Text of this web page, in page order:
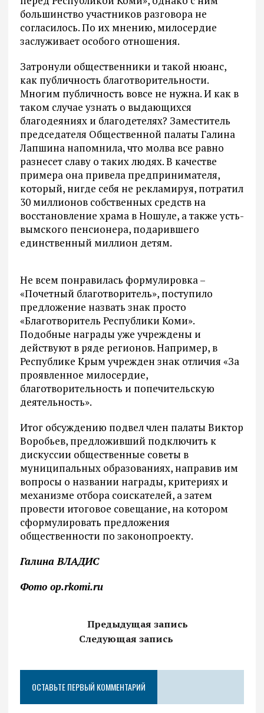
большинство участников разговора не
согласилось. По их мнению, милосердие
заслуживает особого отношения.
Затронули общественники и такой нюанс,
как публичность благотворительности.
Многим публичность вовсе не нужна. И как в
таком случае узнать о выдающихся
благодеяниях и благодетелях? Заместитель
председателя Общественной палаты Галина
Лапшина напомнила, что молва все равно
разнесет славу о таких людях. В качестве
примера она привела предпринимателя,
который, нигде себя не рекламируя, потратил
30 миллионов собственных средств на
восстановление храма в Ношуле, а также усть-
вымского пенсионера, подарившего
единственный миллион детям.
Не всем понравилась формулировка –
«Почетный благотворитель», поступило
предложение назвать знак просто
«Благотворитель Республики Коми».
Подобные награды уже учреждены и
действуют в ряде регионов. Например, в
Республике Крым учрежден знак отличия «За
проявленное милосердие,
благотворительность и попечительскую
деятельность».
Итог обсуждению подвел член палаты Виктор
Воробьев, предложивший подключить к
дискуссии общественные советы в
муниципальных образованиях, направив им
вопросы о названии награды, критериях и
механизме отбора соискателей, а затем
провести итоговое совещание, на котором
сформулировать предложения
общественности по законопроекту.
Галина ВЛАДИС
Фото op.rkomi.ru
Предыдущая запись
Следующая запись
ОСТАВЬТЕ ПЕРВЫЙ КОММЕНТАРИЙ